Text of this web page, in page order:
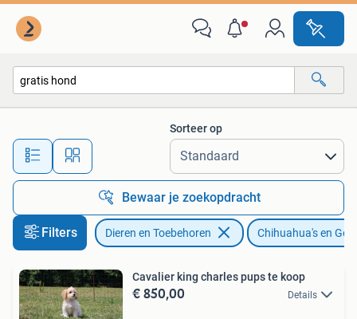
Alle afstanden…
Sorteer op
Bewaar je zoekopdracht
Filters Dieren en Toebehoren Chihuahua's en
Cavalier king charles pups te koop
€ 850,00 Details